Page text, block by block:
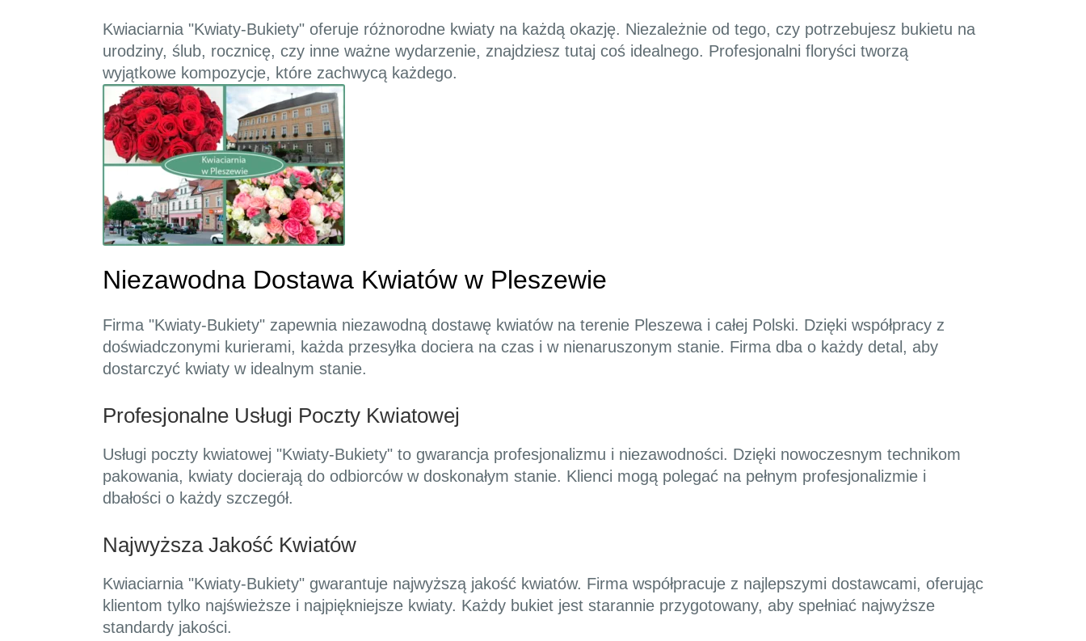
Kwiaciarnia "Kwiaty-Bukiety" oferuje różnorodne kwiaty na każdą okazję. Niezależnie od tego, czy potrzebujesz bukietu na
urodziny, ślub, rocznicę, czy inne ważne wydarzenie, znajdziesz tutaj coś idealnego. Profesjonalni floryści tworzą
wyjątkowe kompozycje, które zachwycą każdego.
Niezawodna Dostawa Kwiatów w Pleszewie
Firma "Kwiaty-Bukiety" zapewnia niezawodną dostawę kwiatów na terenie Pleszewa i całej Polski. Dzięki współpracy z
doświadczonymi kurierami, każda przesyłka dociera na czas i w nienaruszonym stanie. Firma dba o każdy detal, aby
dostarczyć kwiaty w idealnym stanie.
Profesjonalne Usługi Poczty Kwiatowej
Usługi poczty kwiatowej "Kwiaty-Bukiety" to gwarancja profesjonalizmu i niezawodności. Dzięki nowoczesnym technikom
pakowania, kwiaty docierają do odbiorców w doskonałym stanie. Klienci mogą polegać na pełnym profesjonalizmie i
dbałości o każdy szczegół.
Najwyższa Jakość Kwiatów
Kwiaciarnia "Kwiaty-Bukiety" gwarantuje najwyższą jakość kwiatów. Firma współpracuje z najlepszymi dostawcami, oferując
klientom tylko najświeższe i najpiękniejsze kwiaty. Każdy bukiet jest starannie przygotowany, aby spełniać najwyższe
standardy jakości.